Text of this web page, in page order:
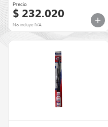
Precio
$ 232.020
No incluye IVA